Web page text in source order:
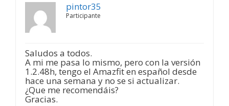
pintor35
Participante
Saludos a todos.
A mi me pasa lo mismo, pero con la versión
1.2.48h, tengo el Amazfit en español desde
hace una semana y no se si actualizar.
¿Que me recomendáis?
Gracias.